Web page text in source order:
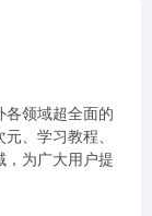
领域超全面的
、学习教程、
为广大用户提